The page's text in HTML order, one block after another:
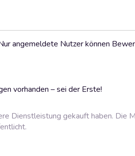
vorhanden – sei der Erste!
angemeldete Nutzer können
Dienstleistung gekauft haben. Die